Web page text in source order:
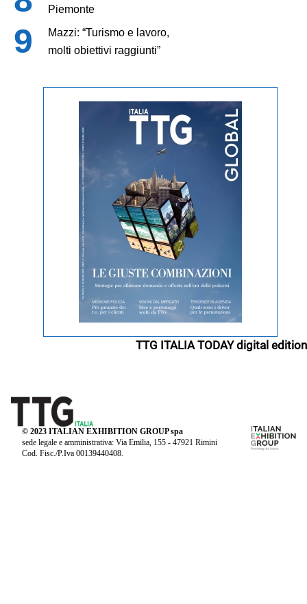
Piemonte
Mazzi: “Turismo e lavoro,
molti obiettivi raggiunti”
TTG ITALIA TODAY digital edition
© 2023 ITALIAN EXHIBITION GROUP spa
sede legale e amministrativa: Via Emilia, 155 - 47921 Rimini
Cod. Fisc./P.Iva 00139440408.